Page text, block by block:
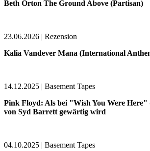
Beth Orton The Ground Above (Partisan)
23.06.2026 | Rezension
Kalia Vandever Mana (International
14.12.2025 | Basement Tapes
Pink Floyd: Als bei "Wish You Were Here"
von Syd Barrett gewärtig wird
04.10.2025 | Basement Tapes